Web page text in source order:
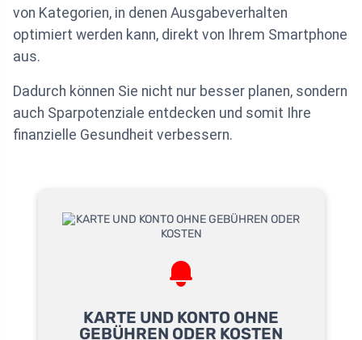
von Kategorien, in denen Ausgabeverhalten
optimiert werden kann, direkt von Ihrem Smartphone
aus.
Dadurch können Sie nicht nur besser planen, sondern
auch Sparpotenziale entdecken und somit Ihre
finanzielle Gesundheit verbessern.
KARTE UND KONTO OHNE
GEBÜHREN ODER KOSTEN